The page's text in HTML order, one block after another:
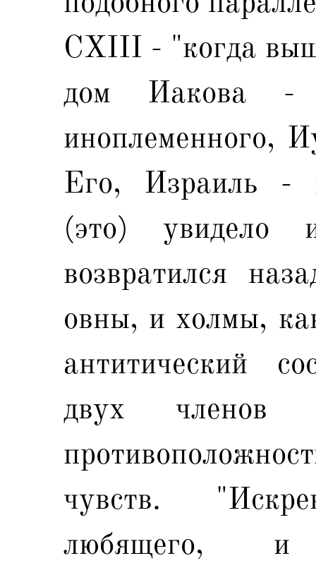
CXIII - "когда
дом Иакова -
иноплеменного,
Его, Израиль -
(это) увидело
возвратился
овны, и холмы,
антитический
двух членов
чувств.
любящего,